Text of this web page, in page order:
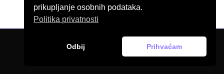
© Pučko otvoreno učilište Ogulin, 2026.
prikupljanje osobnih podataka.
Politika privatnosti
Odbij Prihvaćam